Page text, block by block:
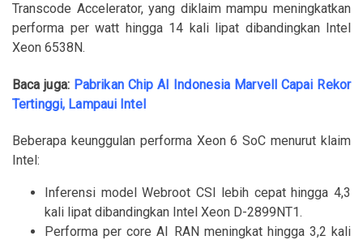
Transcode Accelerator, yang diklaim mampu meningkatkan
performa per watt hingga 14 kali lipat dibandingkan Intel
Xeon 6538N.
Baca juga: Pabrikan Chip AI Indonesia Marvell Capai Rekor
Tertinggi, Lampaui Intel
Beberapa keunggulan performa Xeon 6 SoC menurut klaim
Intel:
Inferensi model Webroot CSI lebih cepat hingga 4,3
kali lipat dibandingkan Intel Xeon D-2899NT1.
Performa per core AI RAN meningkat hingga 3,2 kali